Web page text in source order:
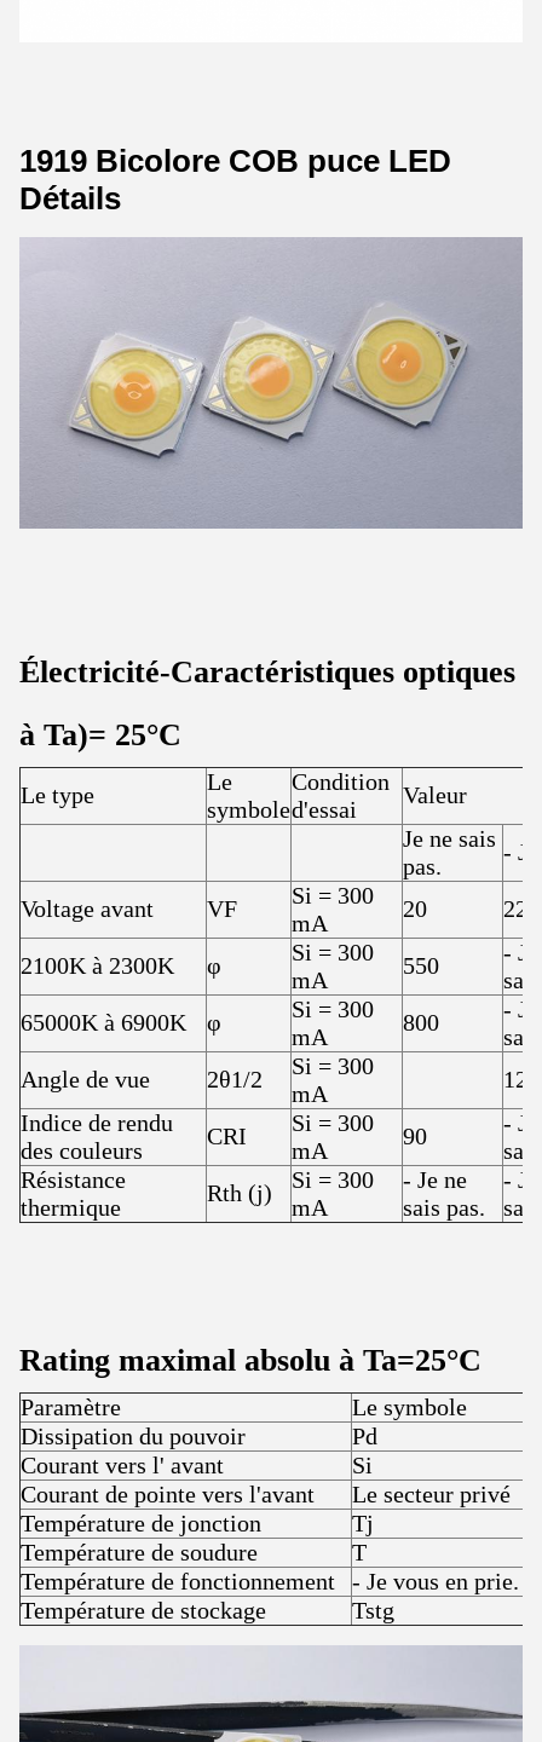
1919 Bicolore COB puce LED
Détails
Électricité-Caractéristiques optiques
à Ta)= 25°C
Le type
Le
symbole
Condition
d'essai
Valeur
Je ne sais
pas.
-
Voltage avant VF
Si = 300
mA
20 22
2100K à 2300K φ
Si = 300
mA
550
-
65000K à 6900K
φ
Si = 300
mA
800
-
Angle de vue
2θ1/2
Si = 300
mA
120
Indice de rendu
des couleurs
CRI
Si = 300
mA
90
-
Résistance
thermique
Rth (j)
Si = 300
mA
- Je ne
sais pas.
-
Rating maximal absolu à Ta=25°C
Paramètre Le symbole
Dissipation du pouvoir
Pd
Courant vers l' avant
Si
Courant de pointe vers l'avant
Le secteur privé
Température de jonction
Tj
Température de soudure
T
Température de fonctionnement
- Je vous en prie.
Température de stockage
Tstg